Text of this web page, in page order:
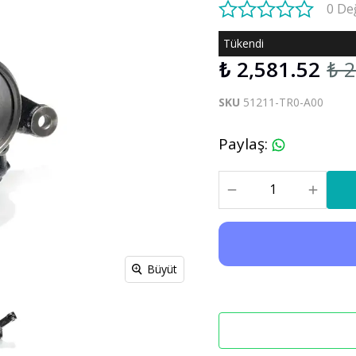
Xc90 2003-2013
xc90 2015-2025
C30 C70
Büyüt
0
Tükendi
₺ 2,581.52 ₺
SKU 51211-TR0-A00
Paylaş: